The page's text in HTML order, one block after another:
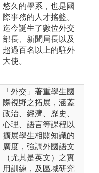
悠久的學系，也是國
際事務的人才搖籃。
迄今誕生了數位外交
部長、新聞局長以及
超過百名以上的駐外
大使。
「外交」著重學生國
際視野之拓展，涵蓋
政治、經濟、歷史、
心理、語言等課程以
擴展學生相關知識的
廣度，強調外國語文
（尤其是英文）之實
用訓練，及區域研究